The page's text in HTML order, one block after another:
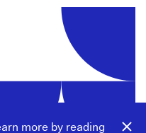
more by reading